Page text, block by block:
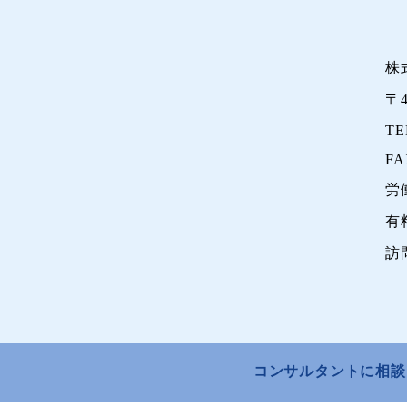
株
〒
労
有
訪
コンサルタントに相談